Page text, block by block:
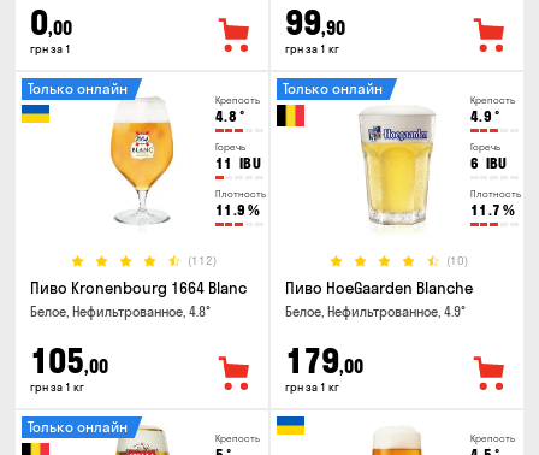
0,00
грн за 1
99,90
грн за 1 кг
Крепость
4.8 °
Горечь
11 IBU
Плотность
11.9 %
(112)
Только онлайн
Пиво Kronenbourg 1664 Blanc
Белое, Нефильтрованное, 4.8°
105,00
грн за 1 кг
Крепость
4.9 °
Горечь
6 IBU
Плотность
11.7 %
(10)
Только онлайн
Пиво HoeGaarden Blanche
Белое, Нефильтрованное, 4.9°
179,00
грн за 1 кг
Крепость
Только онлайн
Крепость